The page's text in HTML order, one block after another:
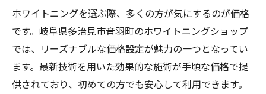
ホワイトニングを選ぶ際、多くの方が気にするのが価格
です。岐阜県多治見市音羽町のホワイトニングショップ
では、リーズナブルな価格設定が魅力の一つとなってい
ます。最新技術を用いた効果的な施術が手頃な価格で提
供されており、初めての方でも安心して利用できます。